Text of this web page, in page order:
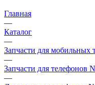
—
Запчасти для телефонов
—
Дисплеи для телефонов
—Дисплей Nokia
N82/N77/N78/N79/6210nv/